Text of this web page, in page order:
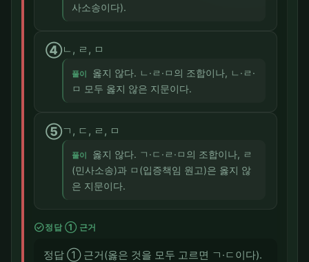
사소송이다).
④ㄴ, ㄹ, ㅁ
풀이
옳지 않다. ㄴ·ㄹ·ㅁ의 조합이나, ㄴ·ㄹ·
ㅁ 모두 옳지 않은 지문이다.
⑤ㄱ, ㄷ, ㄹ, ㅁ
풀이
옳지 않다. ㄱ·ㄷ·ㄹ·ㅁ의 조합이나, ㄹ
(민사소송)과 ㅁ(입증책임 원고)은 옳지 않
은 지문이다.
check_circle정답 ① 근거
정답 ① 근거(옳은 것을 모두 고르면 ㄱ·ㄷ이다).